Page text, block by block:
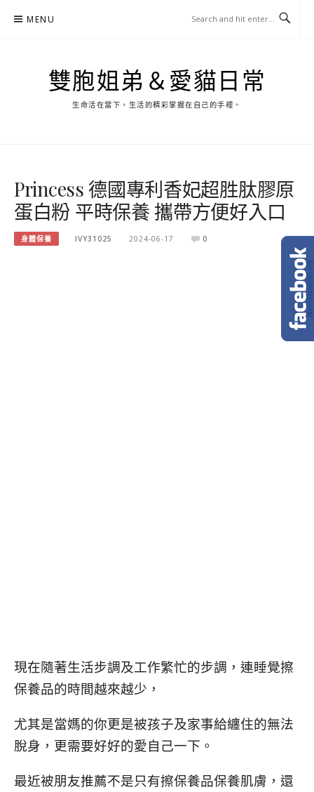
MENU
雙胞姐弟＆愛貓日常
生命活在當下，生活的精彩掌握在自己的手裡。
Princess 德國專利香妃超胜肽膠原
蛋白粉 平時保養 攜帶方便好入口
身體保養 IVY31025 2024-06-17 0
現在隨著生活步調及工作繁忙的步調，連睡覺擦
保養品的時間越來越少，
尤其是當媽的你更是被孩子及家事給纏住的無法
脫身，更需要好好的愛自己一下。
最近被朋友推薦不是只有擦保養品保養肌膚，還